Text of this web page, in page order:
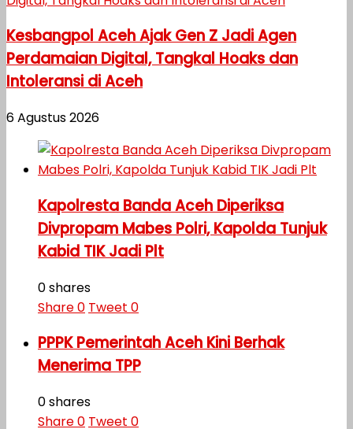
Kesbangpol Aceh Ajak Gen Z Jadi Agen
Perdamaian Digital, Tangkal Hoaks dan
Intoleransi di Aceh
6 Agustus 2026
Kapolresta Banda Aceh Diperiksa
Divpropam Mabes Polri, Kapolda Tunjuk
Kabid TIK Jadi Plt
0 shares
Share0 Tweet 0
PPPK Pemerintah Aceh Kini Berhak
Menerima TPP
0 shares
Share0 Tweet 0